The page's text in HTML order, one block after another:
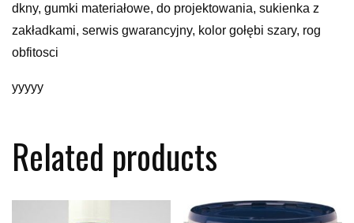
dkny, gumki materiałowe, do projektowania, sukienka z
zakładkami, serwis gwarancyjny, kolor gołębi szary, rog
obfitosci
yyyyy
Related products